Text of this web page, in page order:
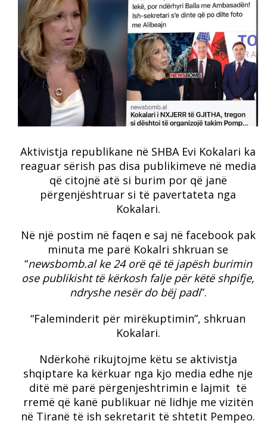
Aktivistja republikane në SHBA Evi Kokalari ka
reaguar sërish pas disa publikimeve në media
që citojnë atë si burim por që janë
përgenjështruar si të pavertateta nga
Kokalari.
Në një postim në faqen e saj në facebook pak
minuta me parë Kokalri shkruan se
“newsbomb.al ke 24 orë që të japësh burimin
ose publikisht të kërkosh falje për këtë shpifje,
ndryshe nesër do bëj padi”.
“Faleminderit për mirëkuptimin”, shkruan
Kokalari.
Ndërkohë rikujtojme këtu se aktivistja
shqiptare ka kërkuar nga kjo media edhe nje
ditë më parë përgenjeshtrimin e lajmit të
rremë që kanë publikuar në lidhje me vizitën
në Tiranë të ish sekretarit të shtetit Pempeo.